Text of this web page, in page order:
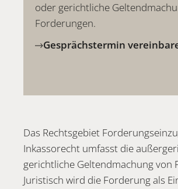
oder gerichtliche
Forderungen.
Gesprächstermin
Das Rechtsgebiet
Inkassorecht umfasst die
gerichtliche Geltendmachung von
Juristisch wird die Forderung als